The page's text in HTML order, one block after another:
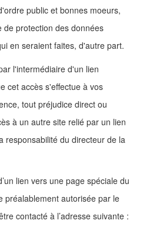
public et bonnes moeurs,
protection des données
en seraient faites, d'autre part.
l'intermédiaire d'un lien
cet accès s'effectue à vos
tout préjudice direct ou
à un autre site relié par un lien
responsabilité du directeur de la
lien vers une page spéciale du
préalablement autorisée par le
contacté à l’adresse suivante :